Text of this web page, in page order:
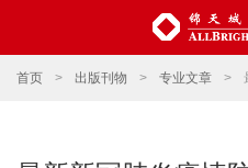
首页 > 出版刊物 > 专业文章 >